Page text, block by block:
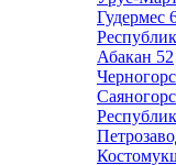
Гудермес
Абакан 52